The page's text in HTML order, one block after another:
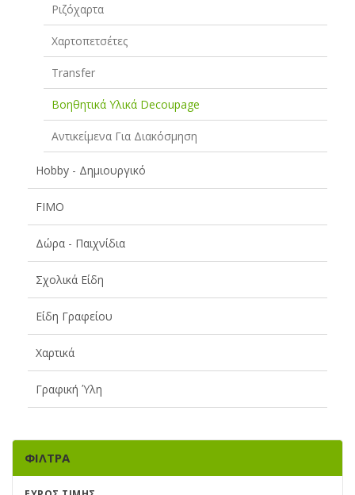
Ριζόχαρτα
Χαρτοπετσέτες
Transfer
Βοηθητικά Υλικά Decoupage
Αντικείμενα Για Διακόσμηση
Hobby - Δημιουργικό
FIMO
Δώρα - Παιχνίδια
Σχολικά Είδη
Είδη Γραφείου
Χαρτικά
Γραφική Ύλη
ΦΊΛΤΡΑ